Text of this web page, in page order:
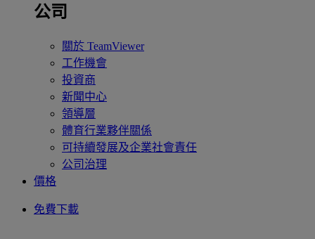
公司
關於 TeamViewer
工作機會
投資商
新聞中心
領導層
體育行業夥伴關係
可持續發展及企業社會責任
公司治理
價格
免費下載